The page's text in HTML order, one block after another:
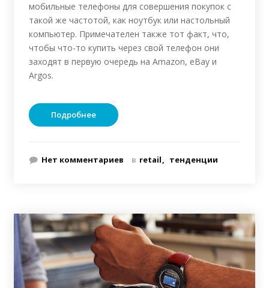
мобильные телефоны для совершения покупок с
такой же частотой, как ноутбук или настольный
компьютер. Примечателен также тот факт, что,
чтобы что-то купить через свой телефон они
заходят в первую очередь на Amazon, eBay и
Argos.
Подробнее
Нет комментариев в retail тенденции